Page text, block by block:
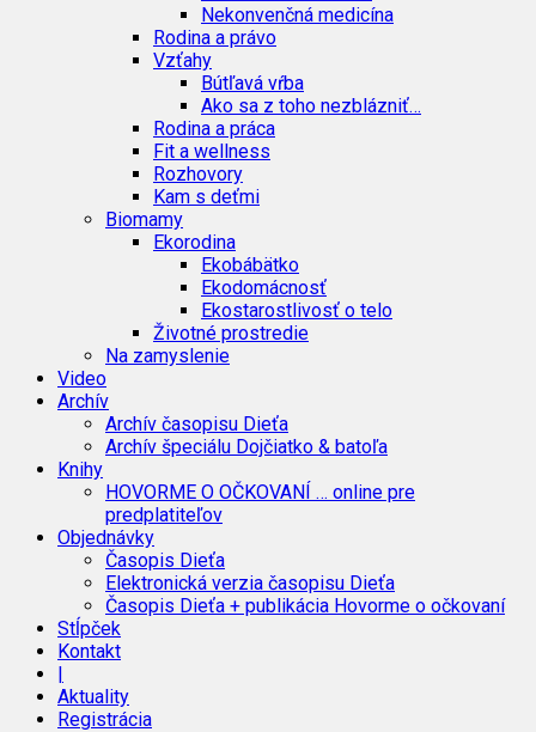
Nekonvenčná medicína
Rodina a právo
Vzťahy
Bútľavá vŕba
Ako sa z toho nezblázniť…
Rodina a práca
Fit a wellness
Rozhovory
Kam s deťmi
Biomamy
Ekorodina
Ekobábätko
Ekodomácnosť
Ekostarostlivosť o telo
Životné prostredie
Na zamyslenie
Video
Archív
Archív časopisu Dieťa
Archív špeciálu Dojčiatko & batoľa
Knihy
HOVORME O OČKOVANÍ … online pre
predplatiteľov
Objednávky
Časopis Dieťa
Elektronická verzia časopisu Dieťa
Časopis Dieťa + publikácia Hovorme o očkovaní
Stĺpček
Kontakt
|
Aktuality
Registrácia